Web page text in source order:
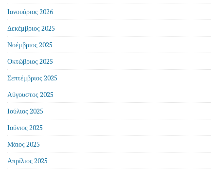
Ιανουάριος 2026
Δεκέμβριος 2025
Νοέμβριος 2025
Οκτώβριος 2025
Σεπτέμβριος 2025
Αύγουστος 2025
Ιούλιος 2025
Ιούνιος 2025
Μάιος 2025
Απρίλιος 2025